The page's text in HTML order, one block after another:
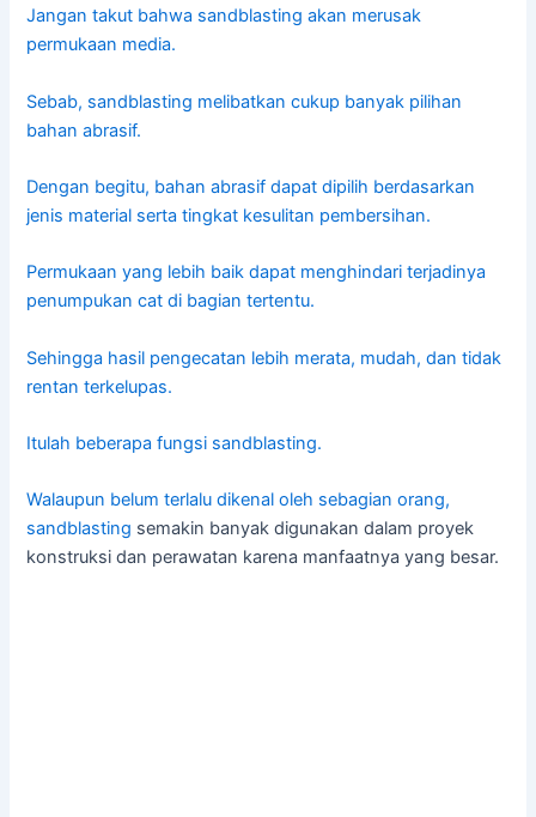
Jangan takut bahwa sandblasting akan merusak
permukaan media.
Sebab, sandblasting melibatkan cukup banyak pilihan
bahan abrasif.
Dengan begitu, bahan abrasif dapat dipilih berdasarkan
jenis material serta tingkat kesulitan pembersihan.
Permukaan yang lebih baik dapat menghindari terjadinya
penumpukan cat di bagian tertentu.
Sehingga hasil pengecatan lebih merata, mudah, dan tidak
rentan terkelupas.
Itulah beberapa fungsi sandblasting.
Walaupun belum terlalu dikenal oleh sebagian orang,
sandblasting semakin banyak digunakan dalam proyek
konstruksi dan perawatan karena manfaatnya yang besar.